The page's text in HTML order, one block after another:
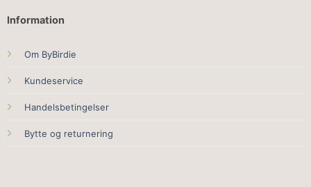
Information
Om ByBirdie
Kundeservice
Handelsbetingelser
Bytte og returnering